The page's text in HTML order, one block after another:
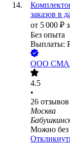
заказов в
от 5 000 ₽
Без опыта
Выплаты:
ООО
4.5
•
26 отзывов
Москва
Можно без